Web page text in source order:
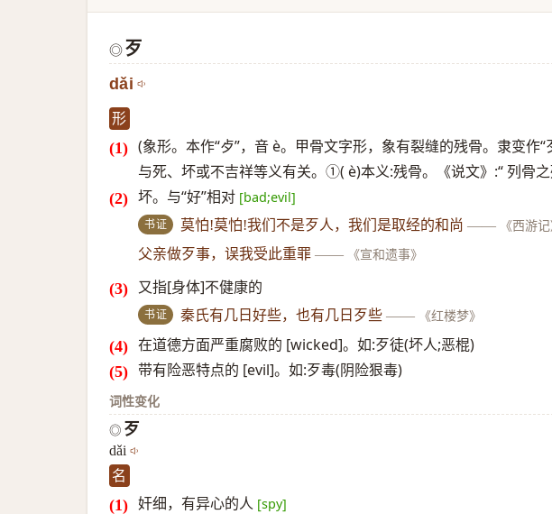
◎歹
dǎi
形
(象形。本作“歺”，音 è。甲骨文字形，象有裂缝的残骨。隶变作“
与死、坏或不吉祥等义有关。①( è)本义:残骨。《说文》:“ 列骨
坏。与“好”相对 [bad;evil]
书证 莫怕!莫怕!我们不是歹人，我们是取经的和尚 —— 《西游记
父亲做歹事，误我受此重罪 —— 《宣和遗事》
又指[身体]不健康的
书证 秦氏有几日好些，也有几日歹些 —— 《红楼梦》
在道德方面严重腐败的 [wicked]。如:歹徒(坏人;恶棍)
带有险恶特点的 [evil]。如:歹毒(阴险狠毒)
词性变化
◎ 歹
dǎi
名
奸细，有异心的人 [spy]